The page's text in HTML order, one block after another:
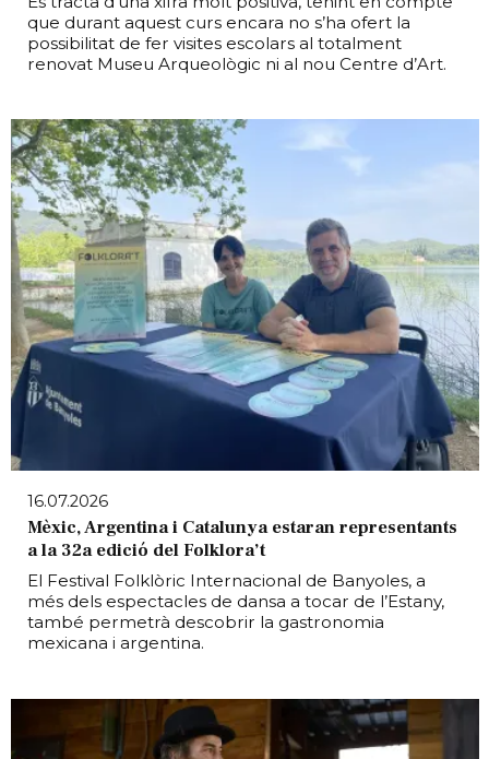
que durant aquest curs encara no s’ha ofert la
possibilitat de fer visites escolars al totalment
renovat Museu Arqueològic ni al nou Centre d’Art.
16.07.2026
Mèxic, Argentina i Catalunya estaran representants
a la 32a edició del Folklora’t
El Festival Folklòric Internacional de Banyoles, a
més dels espectacles de dansa a tocar de l’Estany,
també permetrà descobrir la gastronomia
mexicana i argentina.